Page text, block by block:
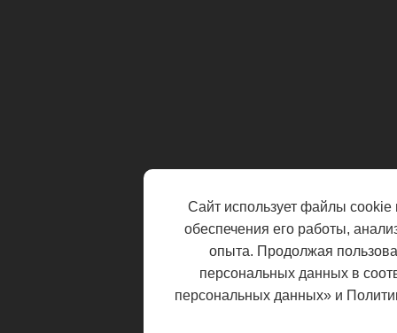
Сайт использует файлы cookie
обеспечения его работы,
опыта. Продолжая
персональных данных в
персональных данных» и